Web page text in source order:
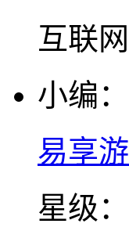
互联网
小编：
易享
星级：